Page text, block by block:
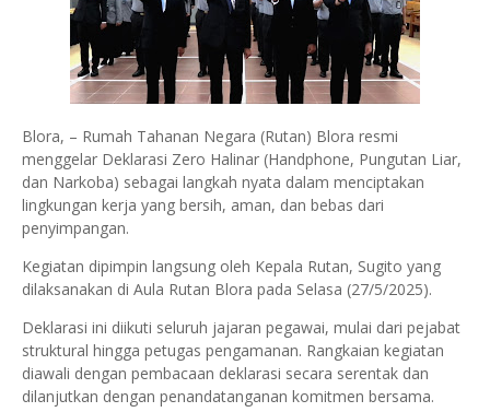
Blora, – Rumah Tahanan Negara (Rutan) Blora resmi
menggelar Deklarasi Zero Halinar (Handphone, Pungutan Liar,
dan Narkoba) sebagai langkah nyata dalam menciptakan
lingkungan kerja yang bersih, aman, dan bebas dari
penyimpangan.
Kegiatan dipimpin langsung oleh Kepala Rutan, Sugito yang
dilaksanakan di Aula Rutan Blora pada Selasa (27/5/2025).
Deklarasi ini diikuti seluruh jajaran pegawai, mulai dari pejabat
struktural hingga petugas pengamanan. Rangkaian kegiatan
diawali dengan pembacaan deklarasi secara serentak dan
dilanjutkan dengan penandatanganan komitmen bersama.